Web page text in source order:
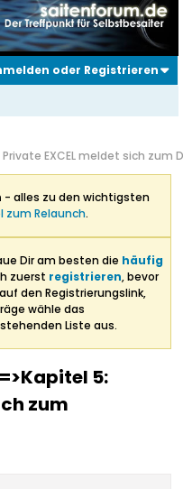
oder Registrieren
EXCEL meldet sich zum
- alles zu den wichtigsten
zum Relaunch.
Dir am besten die häufig
zuerst registrieren, bevor
den Registrierungslink,
wähle das
Liste aus.
5:
zum